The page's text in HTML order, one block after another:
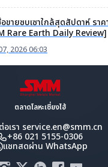
ขายซบเซาใกล้สุดสัปดาห์ รา
Rare Earth Daily Review]
2026 06:03
ตลาดโลหะเซี่ยงไฮ้
เรา service.en@smm.cn
+86 021 5155-0306
แชทสดผ่าน WhatsApp